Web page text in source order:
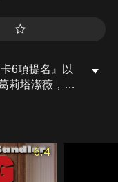
6項提名』以
莉塔潔薇，改
詮釋馬區家族
於她們的信念
6.4